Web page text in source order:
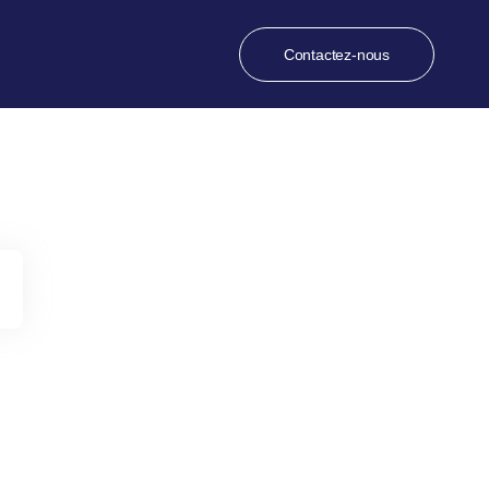
Contactez-nous